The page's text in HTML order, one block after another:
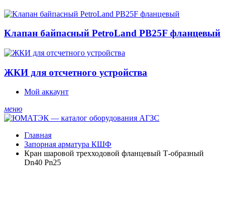
Клапан байпасный PetroLand PB25F фланцевый
ЖКИ для отсчетного устройства
Мой аккаунт
меню
Главная
Запорная арматура КШФ
Кран шаровой трехходовой фланцевый Т-образный
Dn40 Pn25